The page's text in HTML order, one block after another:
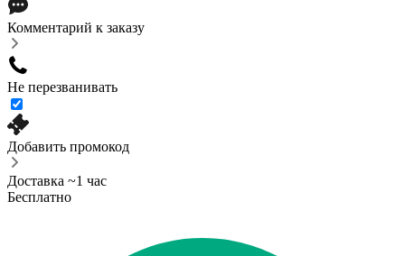
Комментарий к заказу
Не перезванивать
Добавить промокод
Доставка ~1 час
Бесплатно